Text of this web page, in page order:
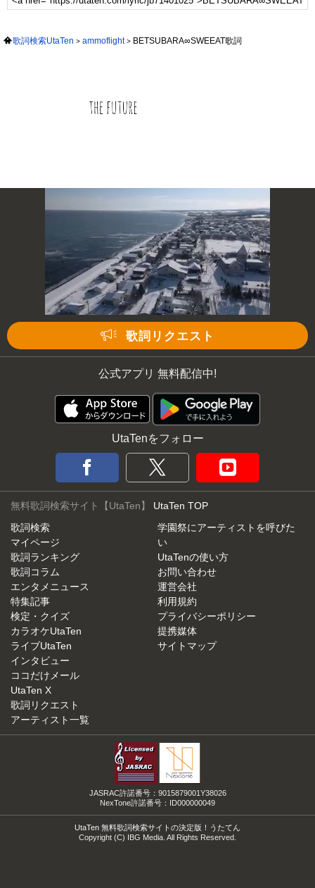
歌詞検索UtaTen ammoflight BETSUBARA∞SWEEAT歌詞
歌詞リクエスト
公式アプリ 無料配信中!
UtaTenをフォロー
無料歌詞検索サイト【UtaTen】 UtaTen TOP
歌詞検索
マイページ
歌詞ランキング
歌詞コラム
エンタメニュース
特集記事
検定・クイズ
カラオケUtaTen
ライブUtaTen
インタビュー
ココだけメール
UtaTen X
歌詞リクエスト
アーティスト一覧
学園祭にアーティストを呼びた
い
UtaTenの使い方
お問い合わせ
運営会社
利用規約
プライバシーポリシー
提携媒体
サイトマップ
JASRAC許諾番号：9015879001Y38026
NexTone許諾番号：ID000000049
UtaTen 無料歌詞検索サイトの決定版！うたてん
Copyright (C) IBG Media. All Rights Reserved.